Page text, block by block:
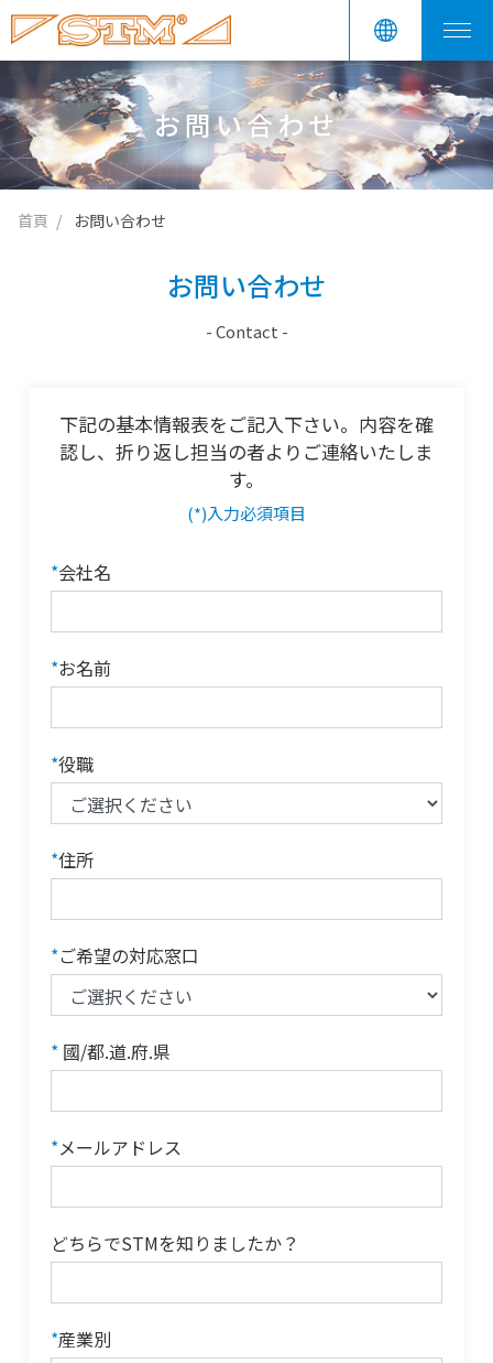
お問い合わせ
首頁 お問い合わせ
お問い合わせ
- Contact -
下記の基本情報表をご記入下さい。内容を確
認し、折り返し担当の者よりご連絡いたしま
す。
(*)入力必須項目
*会社名
*お名前
*役職
*住所
*ご希望の対応窓口
* 國/都.道.府.県
*メールアドレス
どちらでSTMを知りましたか？
*産業別